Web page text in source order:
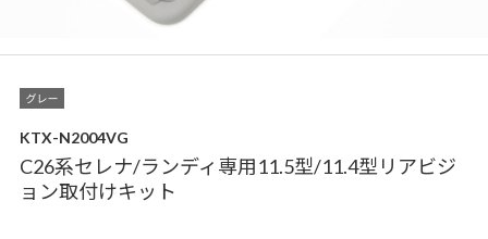
KTX-N2004VG
C26系セレナ/ランディ専用11.5型/11.4型リアビジ
ョン取付けキット